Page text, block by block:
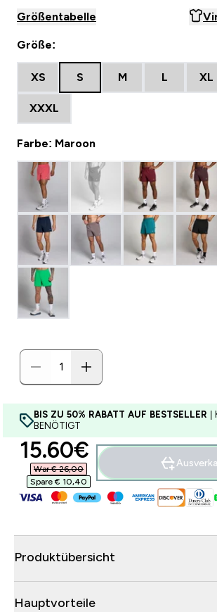
Größentabelle
Größe:
XS S M L XL
XXXL
Farbe: Maroon
BIS ZU 50% RABATT AUF BESTSELLER |
BENÖTIGT
discounted price
15.60€‎
War € 26,00‎
Spare € 10,40‎
Produktübersicht
Hauptvorteile